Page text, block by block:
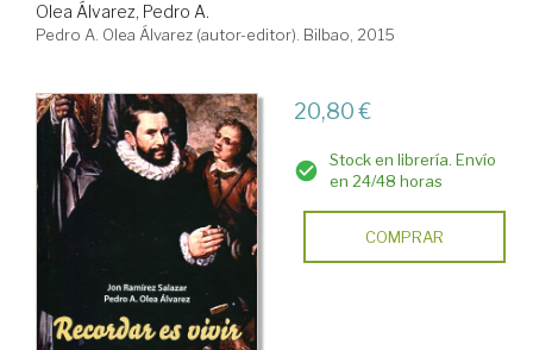
Olea Álvarez, Pedro A.
Pedro A. Olea Álvarez (autor-editor). Bilbao, 2015
20,80 €
Stock en librería. Envío
en 24/48 horas
COMPRAR